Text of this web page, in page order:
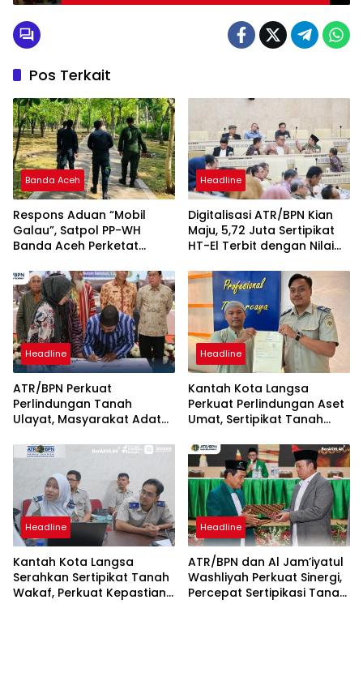
Pos Terkait
Banda Aceh
Respons Aduan “Mobil
Galau”, Satpol PP-WH
Banda Aceh Perketat
Tibang
Headline
Digitalisasi ATR/BPN Kian
Maju, 5,72 Juta Sertipikat
HT-El Terbit dengan Nilai
Headline
ATR/BPN Perkuat
Perlindungan Tanah
Ulayat, Masyarakat Adat
Tanpa Paksaan Sertipikasi
Headline
Kantah Kota Langsa
Perkuat Perlindungan Aset
Umat, Sertipikat Tanah
Gampong Karang Anyar
Headline
Kantah Kota Langsa
Serahkan Sertipikat Tanah
Wakaf, Perkuat Kepastian
Headline
ATR/BPN dan Al Jam’iyatul
Washliyah Perkuat Sinergi,
Percepat Sertipikasi Tanah